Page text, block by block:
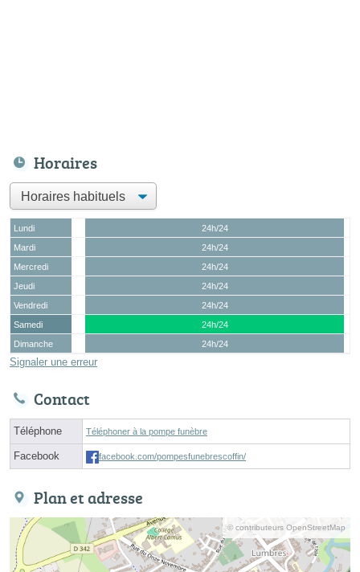
Horaires
Lundi
24h/24
Mardi
24h/24
Mercredi
24h/24
Jeudi
24h/24
Vendredi
24h/24
Samedi
24h/24
Dimanche
24h/24
Signaler une erreur
Contact
Téléphone Téléphoner à la pompe funèbre
Facebook facebook.com/pompesfunebrescoffin/
Plan et adresse
© contributeurs OpenStreetMap